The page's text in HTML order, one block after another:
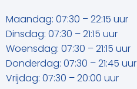
Maandag: 07:30 – 22:15 uur
Dinsdag: 07:30 – 21:15 uur
Woensdag: 07:30 – 21:15 uur
Donderdag: 07:30 – 21:45 uur
Vrijdag: 07:30 – 20:00 uur